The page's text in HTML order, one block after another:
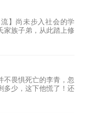
】尚未步入社会的学
家族子弟，从此踏上修
祖地开始。
不畏惧死亡的李青，忽
多少，这下他慌了！还
活他个几万年再说！
戈，奖励寿元五个